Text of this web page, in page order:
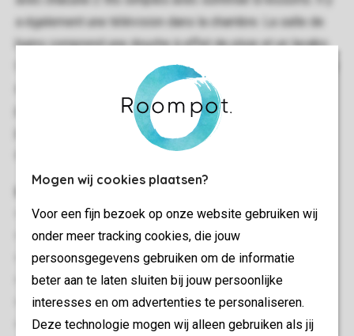
Mogen wij cookies plaatsen?
Voor een fijn bezoek op onze website gebruiken wij
onder meer tracking cookies, die jouw
persoonsgegevens gebruiken om de informatie
beter aan te laten sluiten bij jouw persoonlijke
interesses en om advertenties te personaliseren.
Deze technologie mogen wij alleen gebruiken als jij
a également une télévision dans la chambre. La salle de
bains comprend une douche à effet de pluie et un lavabo.
On y trouve également des toilettes séparées. Dehors, il y
a un jardin avec terrasse et meubles de jardin. Vous
pouvez vous garer près de l'hébergement, il y a de la
place pour 2 voitures. Bon à savoir : il y a aussi une borne
de recharge pour vélos électriques.
Informations générales
100 m²
Autonome
Plusieurs étages
Rangement
Wifi Gratuit
Convient pour 4 personnes